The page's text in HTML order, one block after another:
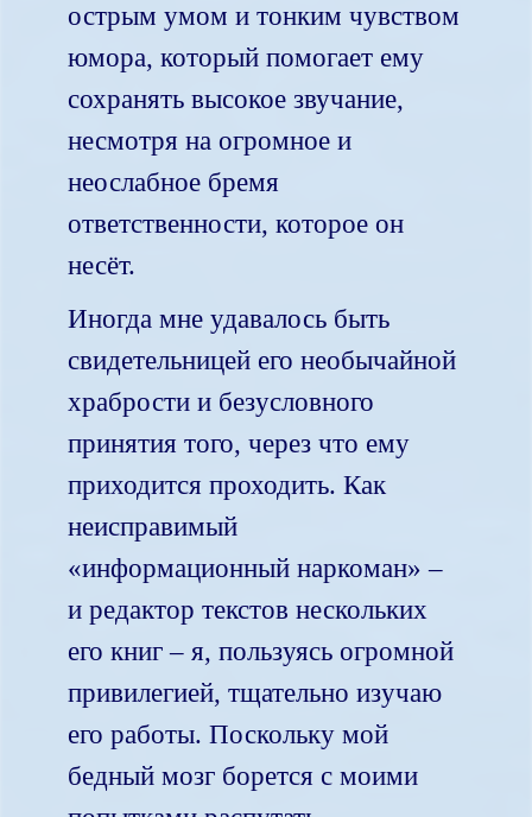
острым умом и тонким чувством
юмора, который помогает ему
сохранять высокое звучание,
несмотря на огромное и
неослабное бремя
ответственности, которое он
несёт.
Иногда мне удавалось быть
свидетельницей его необычайной
храбрости и безусловного
принятия того, через что ему
приходится проходить. Как
неисправимый
«информационный наркоман» –
и редактор текстов нескольких
его книг – я, пользуясь огромной
привилегией, тщательно изучаю
его работы. Поскольку мой
бедный мозг борется с моими